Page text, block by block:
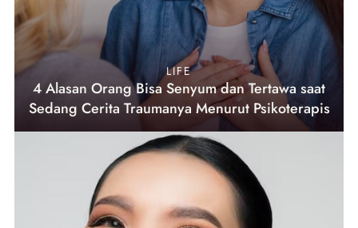
LIFE
4 Alasan Orang Bisa Senyum dan Tertawa saat
Sedang Cerita Traumanya Menurut Psikoterapis